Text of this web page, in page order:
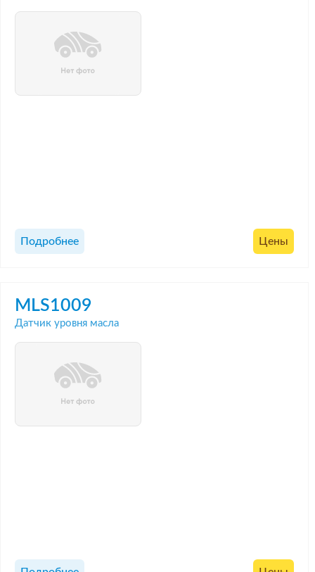
Подробнее Цены
MLS1009
Датчик уровня масла